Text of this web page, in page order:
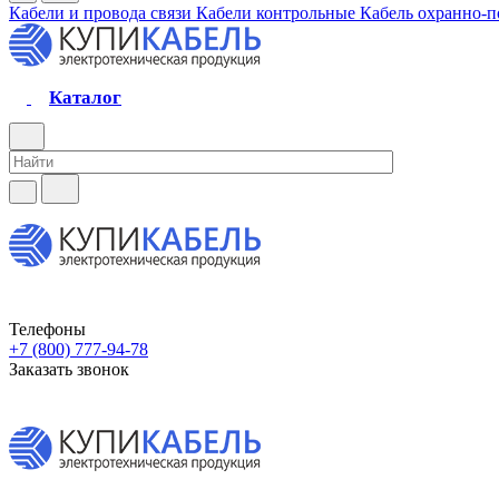
Кабели и провода связи Кабели контрольные Кабель охранно-
Каталог
Телефоны
+7 (800) 777-94-78
Заказать звонок